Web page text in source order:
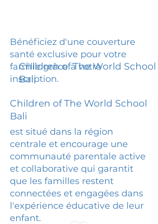
Bénéficiez d'une couverture
santé exclusive pour votre
famille grâce à votre
inscription.
Children of The World School
Bali
Children of The World School
Bali
est situé dans la région
centrale et encourage une
communauté parentale active
et collaborative qui garantit
que les familles restent
connectées et engagées dans
l'expérience éducative de leur
enfant.